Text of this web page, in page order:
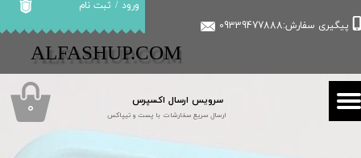
سرویس ارسال اکسپرس
ارسال سریع سفارشات با پست و تیپاکس
پیگیری سفارش:09339477888
ورود / ثبت نام
حساب کاربری من
تغییر گذر واژه
سفارشات
​​ALFASHUP.COM
۰